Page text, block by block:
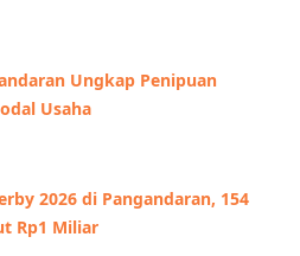
Ungkap Penipuan
Usaha
2026 di Pangandaran, 154
Rp1 Miliar